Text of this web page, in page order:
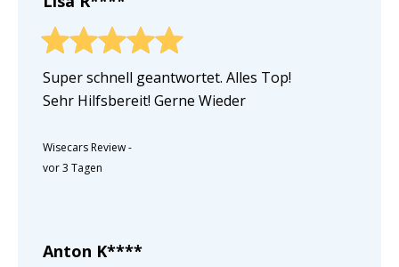
Super schnell geantwortet. Alles Top!
Sehr Hilfsbereit! Gerne Wieder
Wisecars Review-
vor 3 Tagen
Anton K****